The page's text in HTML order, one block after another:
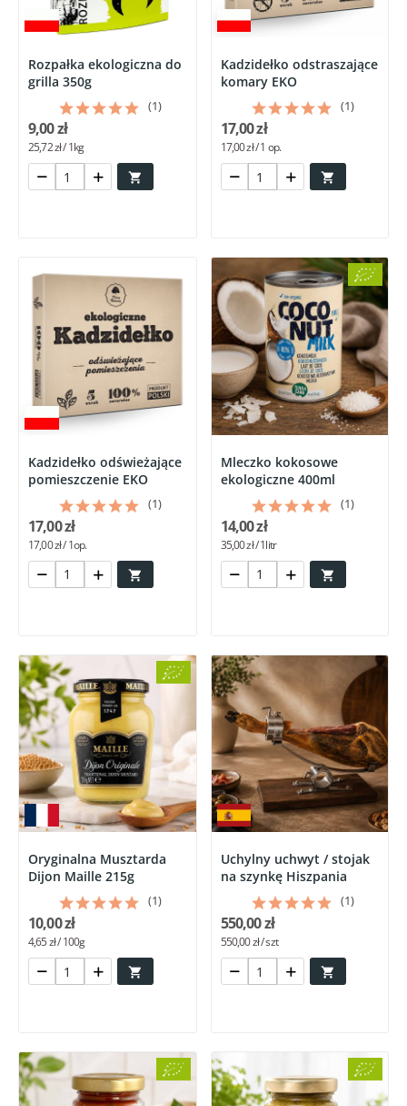
Rozpałka ekologiczna do
grilla 350g
(1)

9,00 zł
25,72 zł / 1kg
Kadzidełko odstraszające
komary EKO
(1)

17,00 zł
17,00 zł / 1 op.
Kadzidełko odświeżające
pomieszczenie EKO
(1)

17,00 zł
17,00 zł / 1op.
Mleczko kokosowe
ekologiczne 400ml
(1)

14,00 zł
35,00 zł / 1litr
Oryginalna Musztarda
Dijon Maille 215g
(1)

10,00 zł
4,65 zł / 100g
Uchylny uchwyt / stojak
na szynkę Hiszpania
(1)

550,00 zł
550,00 zł / szt